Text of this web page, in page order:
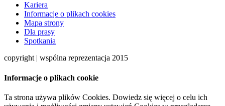
Kariera
Informacje o plikach cookies
Mapa strony
Dla prasy
Spotkania
copyright | wspólna reprezentacja 2015
Informacje o plikach cookie
Ta strona używa plików Cookies. Dowiedz się więcej o celu ich